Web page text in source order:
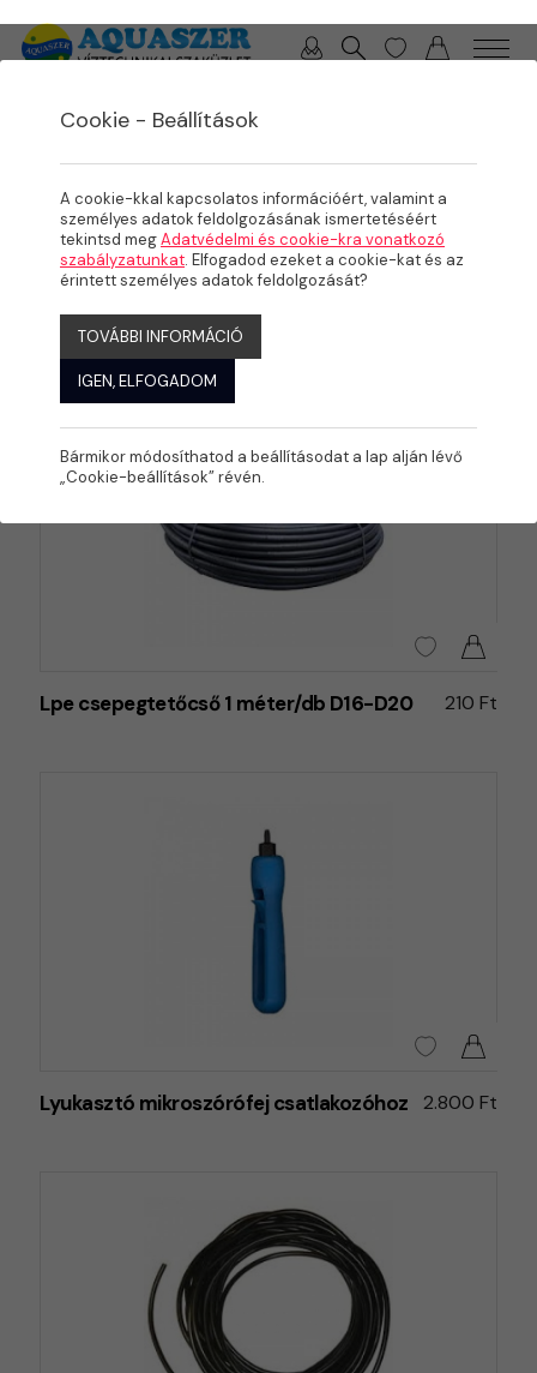
TERMÉKEK/ÖNTÖZÉS
Csepegtető és
mikroöntözés
KATEGÓRIÁK
Lpe csepegtetőcső 1 méter/db D16-D20 210 Ft
Lyukasztó mikroszórófej csatlakozóhoz 2.800 Ft
Cookie - Beállítások
A cookie-kkal kapcsolatos információért, valamint a
személyes adatok feldolgozásának ismertetéséért
tekintsd megAdatvédelmi és cookie-kra vonatkozó
szabályzatunkat. Elfogadod ezeket a cookie-kat és az
érintett személyes adatok feldolgozását?
TOVÁBBI INFORMÁCIÓ
IGEN, ELFOGADOM
Bármikor módosíthatod a beállításodat a lap alján lévő
„Cookie-beállítások” révén.